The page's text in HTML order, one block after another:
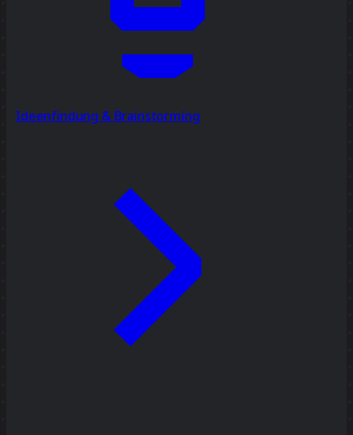
Ideenfindung & Brainstorming